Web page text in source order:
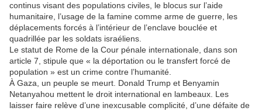
continus visant des populations civiles, le blocus sur l’aide
humanitaire, l’usage de la famine comme arme de guerre, les
déplacements forcés à l’intérieur de l’enclave bouclée et
quadrillée par les soldats israéliens.
Le statut de Rome de la Cour pénale internationale, dans son
article 7, stipule que « la déportation ou le transfert forcé de
population » est un crime contre l’humanité.
À Gaza, un peuple se meurt. Donald Trump et Benyamin
Netanyahou mettent le droit international en lambeaux. Les
laisser faire relève d’une inexcusable complicité, d’une défaite de